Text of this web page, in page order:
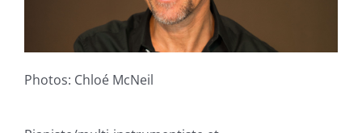
Photos: Chloé McNeil